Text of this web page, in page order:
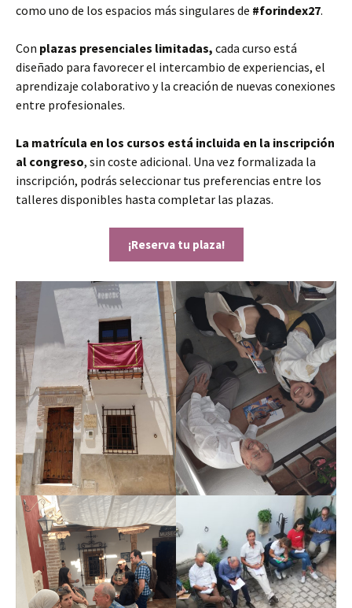
como uno de los espacios más singulares de #forindex27.
Con plazas presenciales limitadas, cada curso está
diseñado para favorecer el intercambio de experiencias, el
aprendizaje colaborativo y la creación de nuevas conexiones
entre profesionales.
La matrícula en los cursos está incluida en la inscripción
al congreso, sin coste adicional. Una vez formalizada la
inscripción, podrás seleccionar tus preferencias entre los
talleres disponibles hasta completar las plazas.
¡Reserva tu plaza!